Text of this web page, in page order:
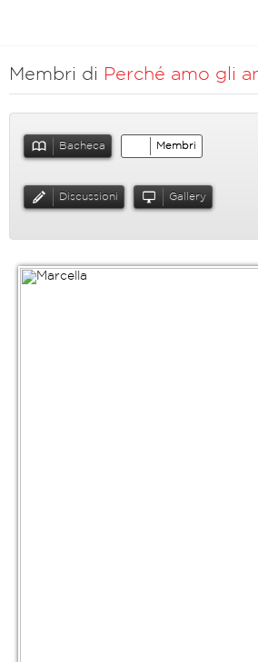
Membri di Perché amo gli
Bacheca Membri
Discussioni Gallery